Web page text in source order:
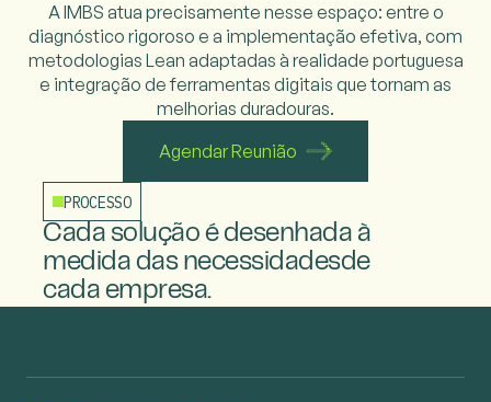
A IMBS atua precisamente nesse espaço: entre o
diagnóstico rigoroso e a implementação efetiva, com
metodologias Lean adaptadas à realidade portuguesa
e integração de ferramentas digitais que tornam as
melhorias duradouras.
Agendar Reunião
PROCESSO
Cada solução é desenhada à
medida das necessidadesde
cada empresa.